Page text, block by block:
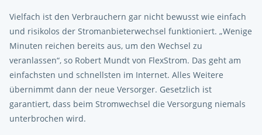
Vielfach ist den Verbrauchern gar nicht bewusst wie einfach
und risikolos der Stromanbieterwechsel funktioniert. „Wenige
Minuten reichen bereits aus, um den Wechsel zu
veranlassen“, so Robert Mundt von FlexStrom. Das geht am
einfachsten und schnellsten im Internet. Alles Weitere
übernimmt dann der neue Versorger. Gesetzlich ist
garantiert, dass beim Stromwechsel die Versorgung niemals
unterbrochen wird.